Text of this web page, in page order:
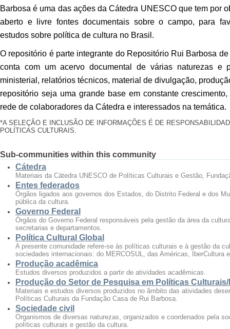
Barbosa é uma das ações da Cátedra UNESCO que tem por
aberto e livre fontes documentais sobre o campo, para
estudos sobre política de cultura no Brasil.
O repositório é parte integrante do Repositório Rui Barbosa
conta com um acervo documental de várias naturezas e
ministerial, relatórios técnicos, material de divulgação,
repositório seja uma grande base em constante
rede de colaboradores da Cátedra e interessados na temática.
*A SELEÇÃO E INCLUSÃO DE INFORMAÇÕES É DE
POLÍTICAS CULTURAIS.
Sub-communities within this community
Cátedra
Materiais da Cátedra UNESCO de Políticas Culturais e Gestão,
Entes federados
Órgãos ligados aos governos dos Estados, do Distrito Federal e dos
pública da cultura.
Governo Federal
Órgãos do Governo Federal responsáveis pela gestão da área da
secretarias e departamentos.
Política Cultural Global
A presente comunidade refere-se às políticas culturais e à gestão da
sociedades internacionais: do MERCOSUL, das Américas, IberCultura
Produção acadêmica
Estudos diversos produzidos a partir de atividades acadêmicas.
Produção do Setor de Pesquisa em Políticas
Materiais e estudos diversos produzidos no âmbito das atividades
Políticas Culturais da Fundação Casa de Rui Barbosa.
Sociedade civil
Organismos de diversas naturezas, organizados e coordenados pela
políticas culturais e gestão da cultura.